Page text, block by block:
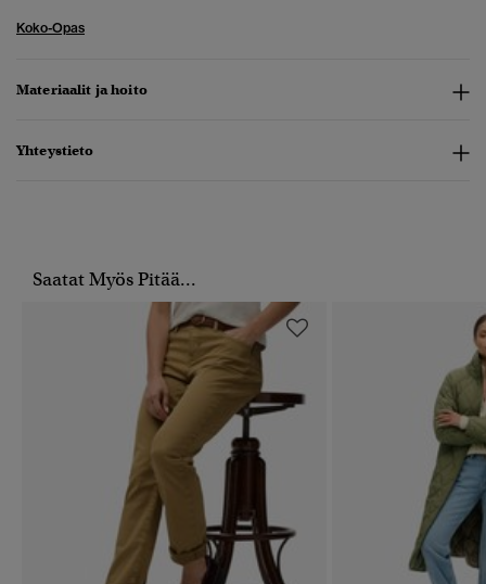
Koko-Opas
Materiaalit ja hoito
Yhteystieto
Saatat Myös Pitää...